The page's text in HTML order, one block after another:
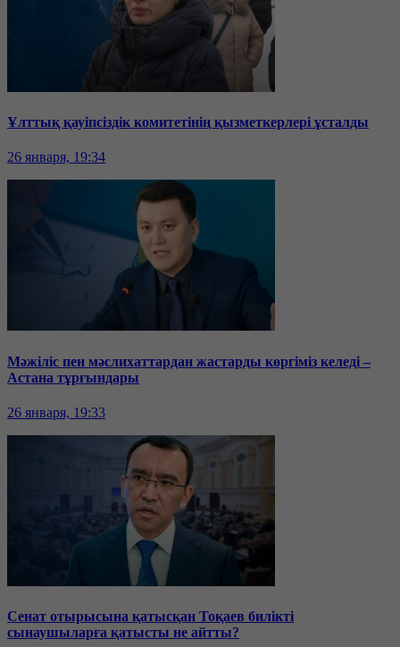
Ұлттық қауіпсіздік комитетінің қызметкерлері ұсталды
26 января, 19:34
Мәжіліс пен мәслихаттардан жастарды көргіміз келеді –
Астана тұрғындары
26 января, 19:33
Сенат отырысына қатысқан Тоқаев билікті
сынаушыларға қатысты не айтты?